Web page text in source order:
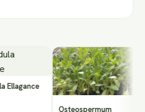
Osteospermum